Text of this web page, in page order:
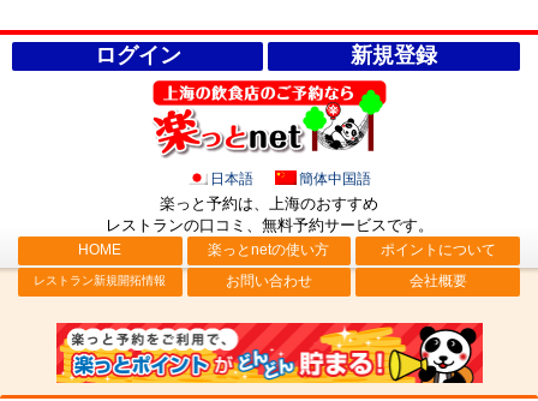
ログイン 新規登録
日本語 簡体中国語
楽っと予約は、上海のおすすめ
レストランの口コミ、無料予約サービスです。
HOME 楽っとnetの使い方 ポイントについて
レストラン新規開拓情報 お問い合わせ 会社概要